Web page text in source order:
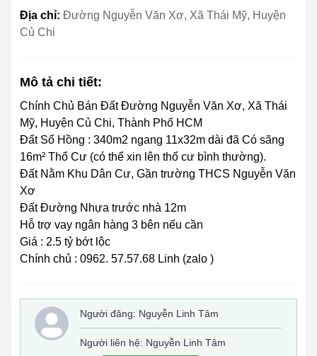
Địa chỉ: Đường Nguyễn Văn Xơ, Xã Thái Mỹ, Huyện
Củ Chi
Mô tả chi tiết:
Chính Chủ Bán Đất Đường Nguyễn Văn Xơ, Xã Thái
Mỹ, Huyện Củ Chi, Thành Phố HCM
Đất Sổ Hồng : 340m2 ngang 11x32m dài đã Có sãng
16m² Thổ Cư (có thể xin lên thổ cư bình thường).
Đất Nằm Khu Dân Cư, Gần trường THCS Nguyễn Văn
Xơ
Đất Đường Nhựa trước nhà 12m
Hỗ trợ vay ngân hàng 3 bên nếu cần
Giá : 2.5 tỷ bớt lộc
Chính chủ : 0962. 57.57.68 Linh (zalo )
Người đăng: Nguyễn Linh Tâm
Người liên hệ: Nguyễn Linh Tâm